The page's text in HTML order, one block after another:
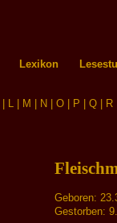
Lexikon
L M N O P Q R
Geboren:
Gestorben: